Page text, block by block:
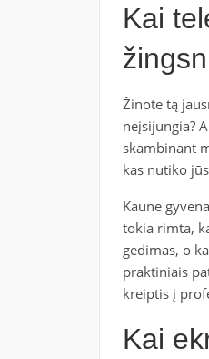
Kai
Žinote tą
neįsijungia?
skambinant
kas nutiko
Kaune
tokia rimta,
gedimas, o
praktiniais
kreiptis į
Kai